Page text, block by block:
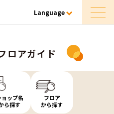
Language
ロアガイド
ョップ名
ら探す
フロア
から探す